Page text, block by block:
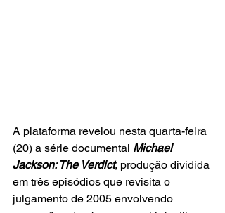
A plataforma revelou nesta quarta-feira
(20) a série documental Michael
Jackson: The Verdict, produção dividida
em três episódios que revisita o
julgamento de 2005 envolvendo